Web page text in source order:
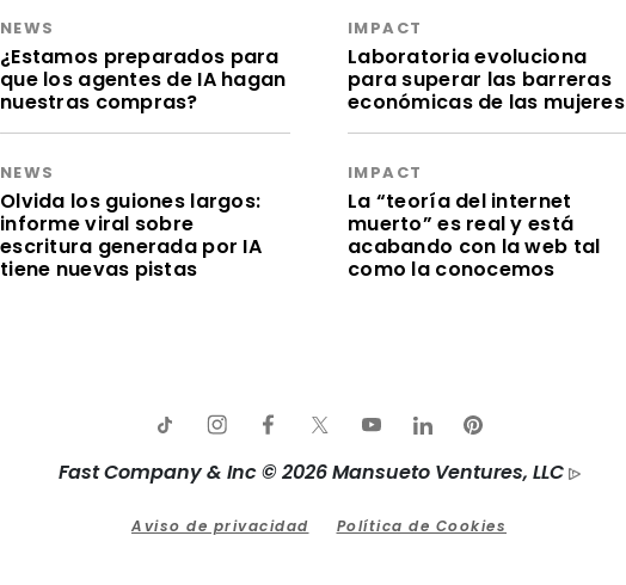
NEWS
¿Estamos preparados para
que los agentes de IA hagan
nuestras compras?
NEWS
Olvida los guiones largos:
informe viral sobre
escritura generada por IA
tiene nuevas pistas
IMPACT
Laboratoria evoluciona
para superar las barreras
económicas de las mujeres
IMPACT
La “teoría del internet
muerto” es real y está
acabando con la web tal
como la conocemos
Fast Company & Inc © 2026 Mansueto Ventures, LLC
Aviso de privacidad Política de Cookies